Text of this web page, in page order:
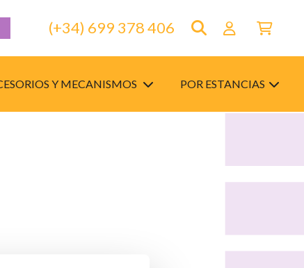
(+34) 699 378 406
Y MECANISMOS POR ESTANCIAS